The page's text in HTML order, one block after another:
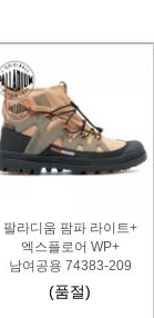
팔라디움 팜파 라이트+
엑스플로어 WP+
남여공용 74383-209
(품절)